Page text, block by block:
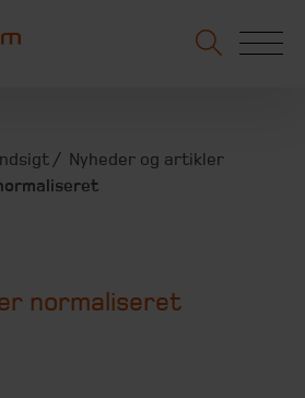
Nyheder og artikler
normaliseret